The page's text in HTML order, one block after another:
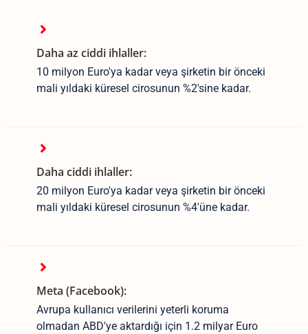
Daha az ciddi ihlaller:
10 milyon Euro'ya kadar veya şirketin bir önceki
mali yıldaki küresel cirosunun %2'sine kadar.
Daha ciddi ihlaller:
20 milyon Euro'ya kadar veya şirketin bir önceki
mali yıldaki küresel cirosunun %4'üne kadar.
Meta (Facebook):
Avrupa kullanıcı verilerini yeterli koruma
olmadan ABD'ye aktardığı için 1.2 milyar Euro